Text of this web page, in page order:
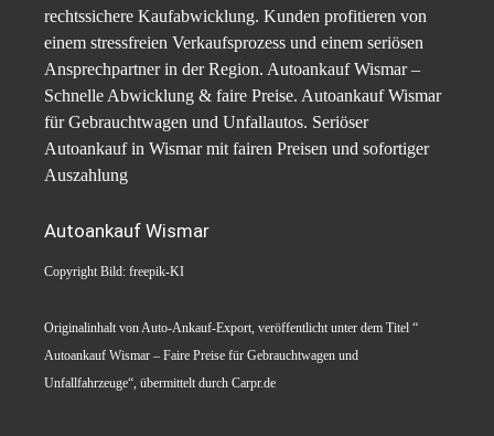
rechtssichere Kaufabwicklung. Kunden profitieren von
einem stressfreien Verkaufsprozess und einem seriösen
Ansprechpartner in der Region. Autoankauf Wismar –
Schnelle Abwicklung & faire Preise. Autoankauf Wismar
für Gebrauchtwagen und Unfallautos. Seriöser
Autoankauf in Wismar mit fairen Preisen und sofortiger
Auszahlung
Autoankauf Wismar
Copyright Bild: freepik-KI
Originalinhalt von Auto-Ankauf-Export, veröffentlicht unter dem Titel “
Autoankauf Wismar – Faire Preise für Gebrauchtwagen und
Unfallfahrzeuge“, übermittelt durch Carpr.de